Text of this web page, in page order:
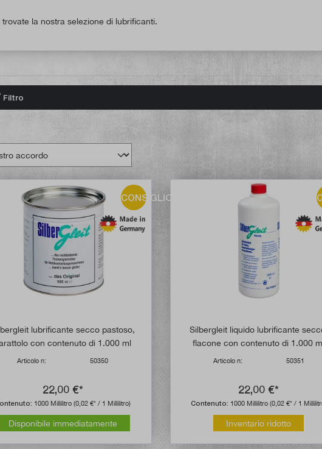
trovate la nostra selezione di lubrificanti.
Filtro
CONSIGLIO!
lubrificante secco pastoso,
con contenuto di 1.000 ml
Articolo n: 50350
22,00 €*
1000 Millilitro(0,02 €* / 1 Millilitro)
Disponibile immediatamente
Silbergleit liquido lubrificante
flacone con contenuto di 1.000
Articolo n: 50351
22,00 €*
Contenuto: 1000 Millilitro (0,02 €* / 1
Inventario ridotto